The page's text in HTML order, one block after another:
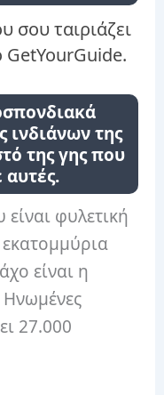
σου ταιριάζει
GetYourGuide.
ινδιάνων της
της γης που
αυτές.
φυλετική
είναι η
Ηνωμένες
27.000